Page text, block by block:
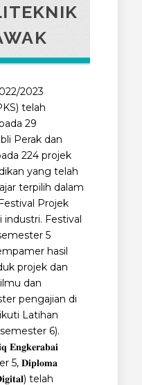
2023
telah
29
Perak dan
224 projek
yang telah
terpilih dalam
Projek
industri. Festival
5
hasil
projek dan
dan
pengajian di
Latihan
6).
5, 𝐃𝐢𝐩𝐥𝐨𝐦𝐚
telah